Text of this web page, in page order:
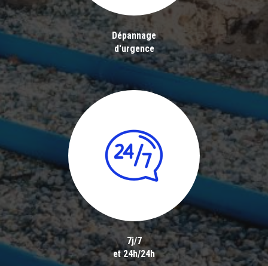
Dépannage
d'urgence
7j/7
et 24h/24h